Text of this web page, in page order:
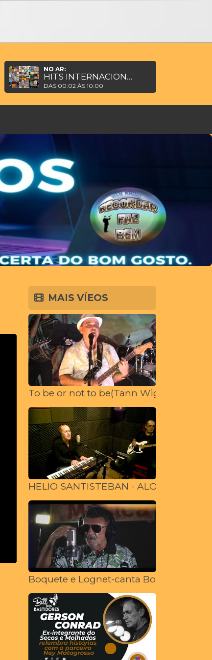
NO AR:
HITS INTERNACIONAIS DE TELE NOVELAS BRASILEIRAS
DAS 00:02 ÀS 10:00
MAIS VÍEOS
To be or not to be(Tann Wight e
HELIO SANTISTEBAN - ALONE
Boquete e Lognet-canta Boni Calado